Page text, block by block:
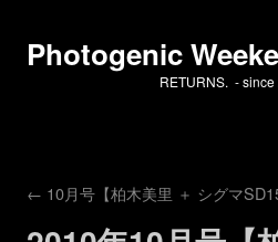
Photogenic
RETURNS. - since
← 10月号【柏木美里 ＋ シグマ